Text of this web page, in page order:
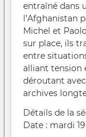
entraîné dans
l’Afghanistan
Michel et
sur place, ils
entre
alliant tension
déroutant
archives
Détails de la
Date : mardi